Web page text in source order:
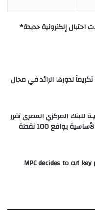
احتيال إلكترونية جديدة*
لدورها الرائد في مجال
للبنك المركزي المصرى تقرر
خفض أسعار العائد الأساسية بواقع 100 نقطة
MPC decides to cut